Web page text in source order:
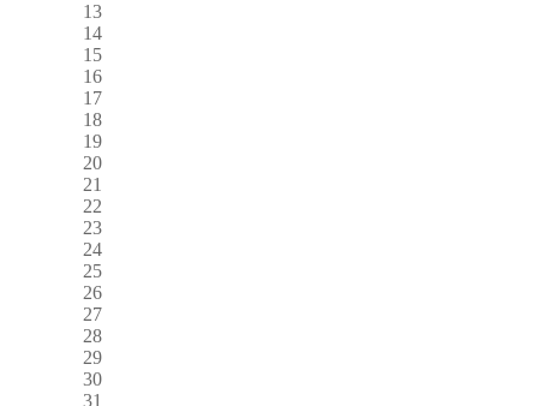
13
14
15
16
17
18
19
20
21
22
23
24
25
26
27
28
29
30
31